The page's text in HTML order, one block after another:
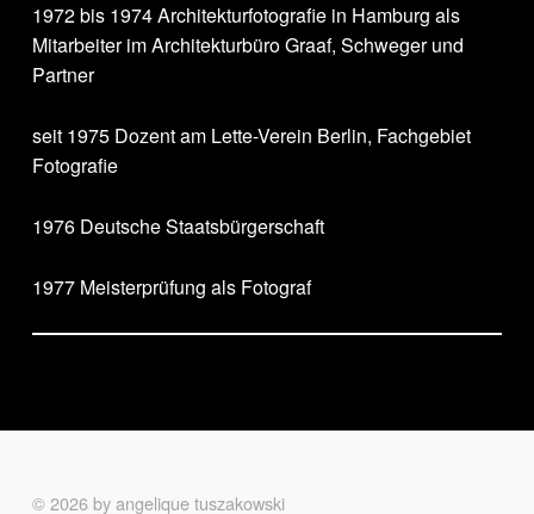
1972 bis 1974 Architekturfotografie in Hamburg als
Mitarbeiter im Architekturbüro Graaf, Schweger und
Partner
seit 1975 Dozent am Lette-Verein Berlin, Fachgebiet
Fotografie
1976 Deutsche Staatsbürgerschaft
1977 Meisterprüfung als Fotograf
Skip back to main navigation
© 2026 by angelique tuszakowski